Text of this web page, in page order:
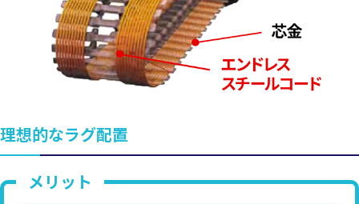
理想的なラグ配置